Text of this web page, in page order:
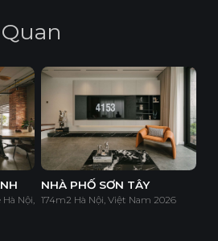
Quan
Nội,
NHÀ PHỐ SƠN TÂY
174m2 Hà Nội, Việt Nam 2026